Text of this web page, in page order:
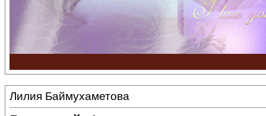
Лилия Баймухаметова